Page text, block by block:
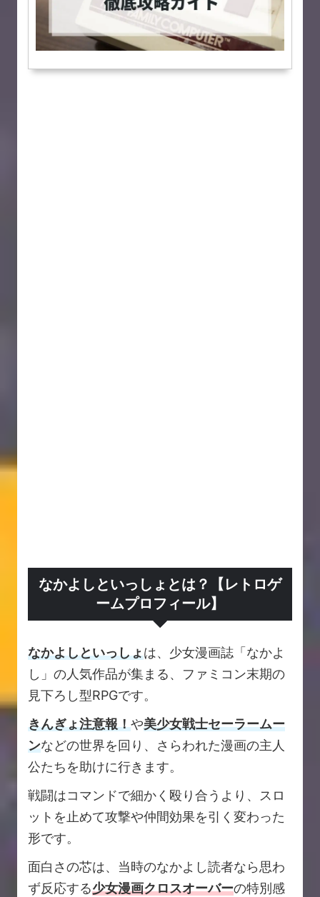
なかよしといっしょとは？【レトロゲ
ームプロフィール】
なかよしといっしょは、少女漫画誌「なかよ
し」の人気作品が集まる、ファミコン末期の
見下ろし型RPGです。
きんぎょ注意報！や美少女戦士セーラームー
ンなどの世界を回り、さらわれた漫画の主人
公たちを助けに行きます。
戦闘はコマンドで細かく殴り合うより、スロ
ットを止めて攻撃や仲間効果を引く変わった
形です。
面白さの芯は、当時のなかよし読者なら思わ
ず反応する少女漫画クロスオーバーの特別感